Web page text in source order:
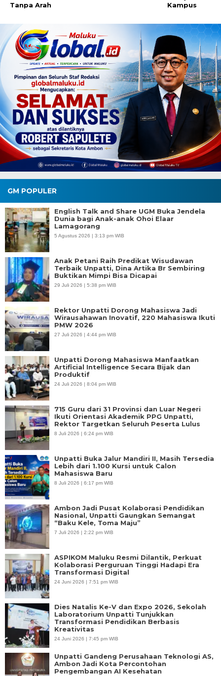
Tanpa Arah
Kampus
GM POPULER
English Talk and Share UGM Buka Jendela
Dunia bagi Anak-anak Ohoi Elaar
Lamagorang
5 Agustus 2026 | 3:13 pm WIB
Anak Petani Raih Predikat Wisudawan
Terbaik Unpatti, Dina Artika Br Sembiring
Buktikan Mimpi Bisa Dicapai
29 Juli 2026 | 5:38 pm WIB
Rektor Unpatti Dorong Mahasiswa Jadi
Wirausahawan Inovatif, 220 Mahasiswa Ikuti
PMW 2026
27 Juli 2026 | 4:44 pm WIB
Unpatti Dorong Mahasiswa Manfaatkan
Artificial Intelligence Secara Bijak dan
Produktif
24 Juli 2026 | 8:04 pm WIB
715 Guru dari 31 Provinsi dan Luar Negeri
Ikuti Orientasi Akademik PPG Unpatti,
Rektor Targetkan Seluruh Peserta Lulus
8 Juli 2026 | 6:24 pm WIB
Unpatti Buka Jalur Mandiri II, Masih Tersedia
Lebih dari 1.100 Kursi untuk Calon
Mahasiswa Baru
8 Juli 2026 | 6:17 pm WIB
Ambon Jadi Pusat Kolaborasi Pendidikan
Nasional, Unpatti Gaungkan Semangat
“Baku Kele, Toma Maju”
7 Juli 2026 | 2:22 pm WIB
ASPIKOM Maluku Resmi Dilantik, Perkuat
Kolaborasi Perguruan Tinggi Hadapi Era
Transformasi Digital
24 Juni 2026 | 7:51 pm WIB
Dies Natalis Ke-V dan Expo 2026, Sekolah
Laboratorium Unpatti Tunjukkan
Transformasi Pendidikan Berbasis
Kreativitas
24 Juni 2026 | 7:45 pm WIB
Unpatti Gandeng Perusahaan Teknologi AS,
Ambon Jadi Kota Percontohan
Pengembangan AI Kesehatan